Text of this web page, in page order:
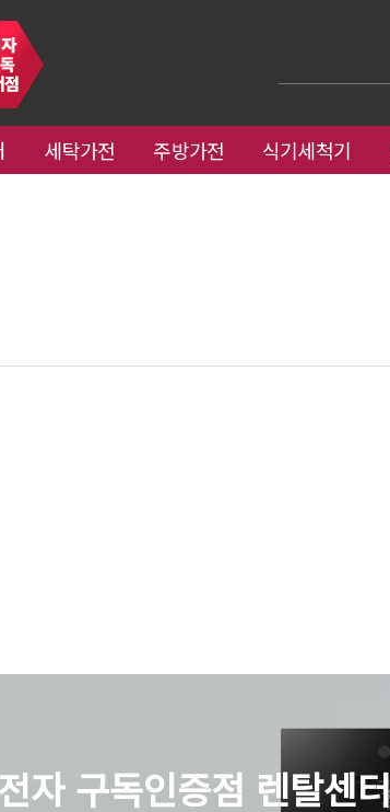
세탁가전 주방가전 식기세척기
자 구독인증점 렌탈센터